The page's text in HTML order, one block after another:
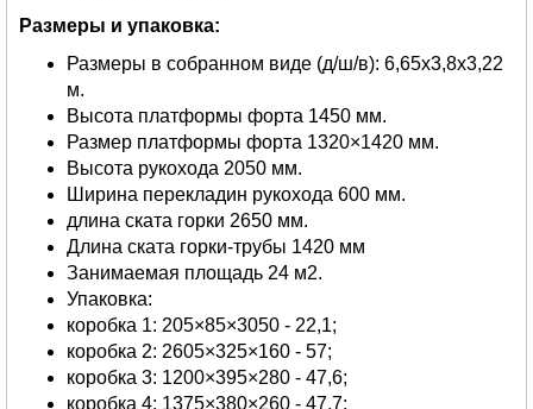
Размеры и упаковка:
Размеры в собранном виде (д/ш/в): 6,65х3,8х3,22
м.
Высота платформы форта 1450 мм.
Размер платформы форта 1320×1420 мм.
Высота рукохода 2050 мм.
Ширина перекладин рукохода 600 мм.
длина ската горки 2650 мм.
Длина ската горки-трубы 1420 мм
Занимаемая площадь 24 м2.
Упаковка:
коробка 1: 205×85×3050 - 22,1;
коробка 2: 2605×325×160 - 57;
коробка 3: 1200×395×280 - 47,6;
коробка 4: 1375×380×260 - 47,7;